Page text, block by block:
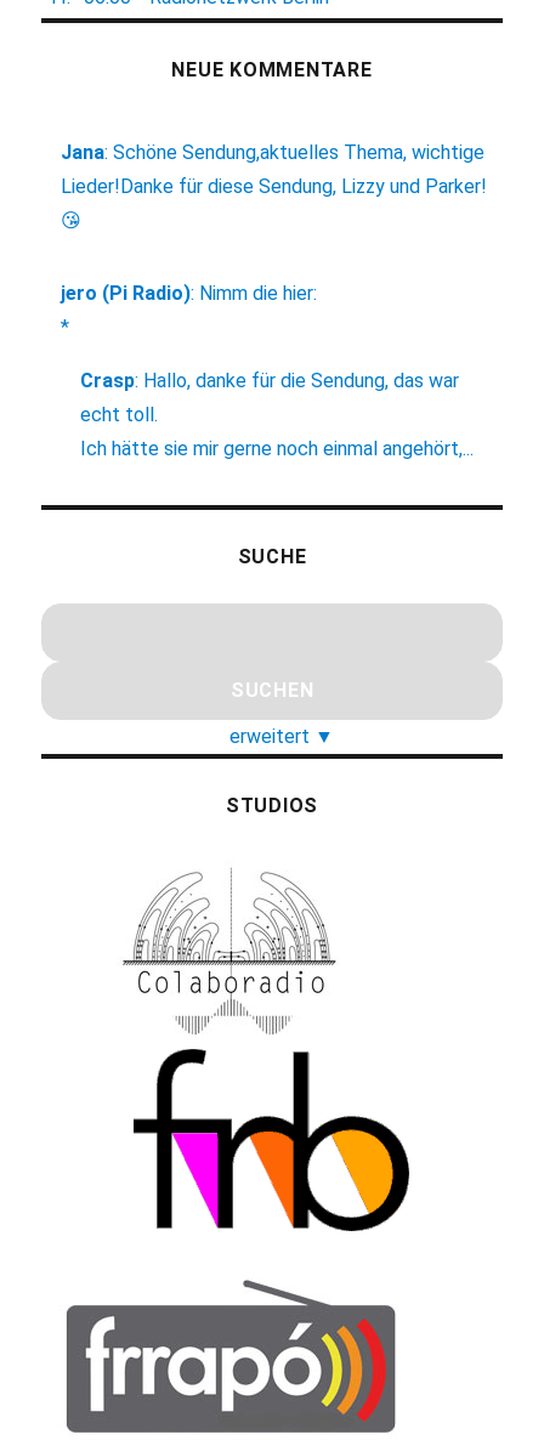
NEUE KOMMENTARE
Jana:Schöne Sendung,aktuelles Thema, wichtige
Lieder!Danke für diese Sendung, Lizzy und Parker!
😘
jero (Pi Radio): Nimm die hier:
*
Crasp: Hallo, danke für die Sendung, das war
echt toll.
Ich hätte sie mir gerne noch einmal angehört,...
SUCHE
erweitert ▼
STUDIOS